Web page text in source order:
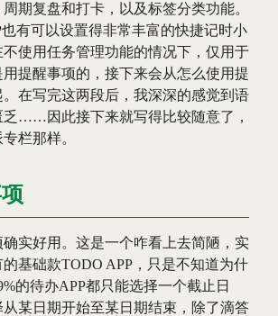
期复盘和打卡，以及标签分类功能。
有可以设置得非常丰富的快捷记时小
使用任务管理功能的情况下，仅用于
提醒事项的，接下来会从怎么使用提
在写完这两段后，我深深的感觉到语
乏……因此接下来就写得比较随意了，
栏那样。
实好用。这是一个咋看上去简陋，实
基础款TODO APP，只是不知道为什
的待办APP都只能选择一个截止日
某日期开始至某日期结束，除了滴答